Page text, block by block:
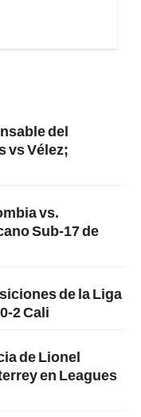
del
vs Vélez;
vs.
Sub-17 de
de la Liga
2 Cali
de Lionel
en Leagues